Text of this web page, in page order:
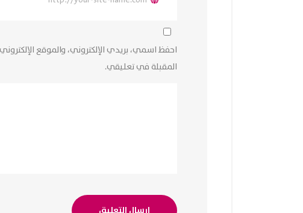
احفظ اسمي، بريدي الإلكتروني، والموقع
المقبلة في تعليقي.